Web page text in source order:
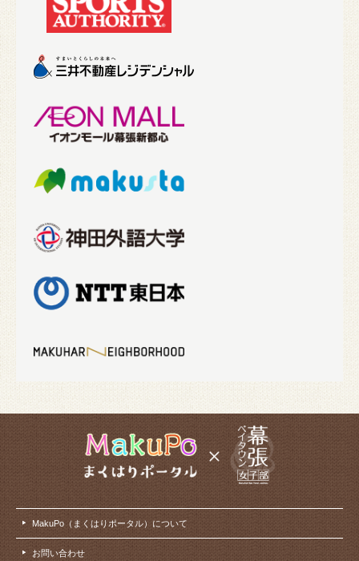
MakuPo（まくはりポータル）について
お問い合わせ